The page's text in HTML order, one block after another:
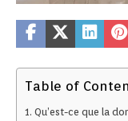
Table of
Qu’est-ce que la